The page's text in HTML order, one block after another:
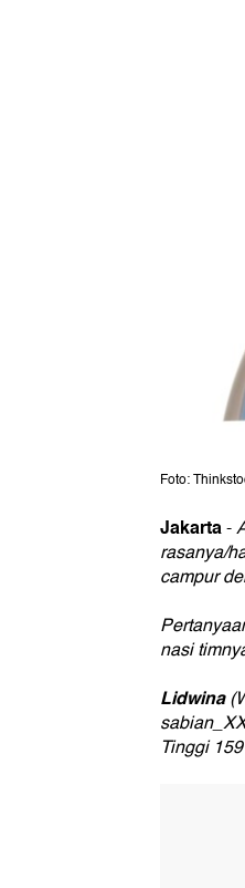
Foto:
Jakarta-
rasanya/
campur
nasi
Lidwina
Tinggi